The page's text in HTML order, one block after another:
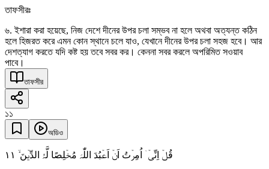
তাফসীরঃ
৬. ইশারা করা হয়েছে, নিজ দেশে দীনের উপর চলা সম্ভব না হলে অথবা অত্যন্ত কঠিন
হলে হিজরত করে এমন কোন স্থানে চলে যাও, যেখানে দীনের উপর চলা সহজ হবে। আর
দেশত্যাগ করতে যদি কষ্ট হয় তবে সবর কর। কেননা সবর করলে অপরিমিত সওয়াব
পাবে।
তাফসীর
১১
অডিও
قُلۡ اِنِّیۡۤ اُمِرۡتُ اَنۡ اَعۡبُدَ اللّٰہَ مُخۡلِصًا لَّہُ الدِّیۡنَ ۙ ١١